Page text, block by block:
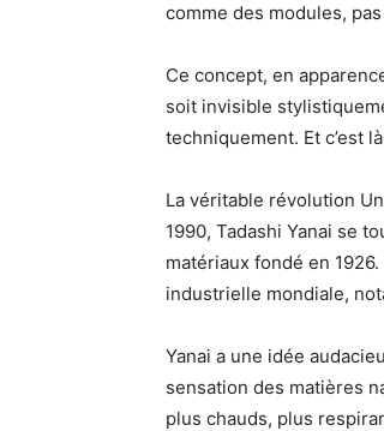
comme des modules,
Ce concept, en
soit invisible
techniquement. Et c’est
La véritable révolution
1990, Tadashi Yanai se
matériaux fondé en
industrielle mondiale,
Yanai a une idée
sensation des matières
plus chauds, plus